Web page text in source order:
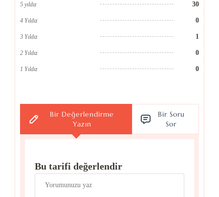
5 yıldız 30
4 Yıldız 0
3 Yıldız 1
2 Yıldız 0
1 Yıldız 0
Bir Değerlendirme
Yazın
Bir Soru
Sor
Bu tarifi değerlendir